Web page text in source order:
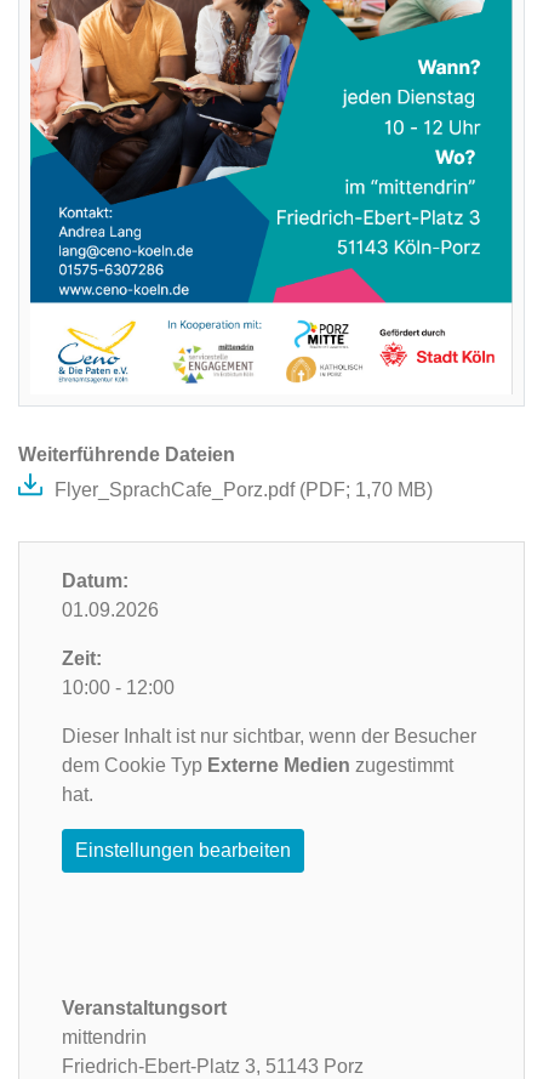
Weiterführende Dateien
Flyer_SprachCafe_Porz.pdf (PDF; 1,70 MB)
Datum:
01.09.2026
Zeit:
10:00 - 12:00
Dieser Inhalt ist nur sichtbar, wenn der Besucher
dem Cookie Typ Externe Medien zugestimmt
hat.
Einstellungen bearbeiten
Veranstaltungsort
mittendrin
Friedrich-Ebert-Platz 3, 51143 Porz